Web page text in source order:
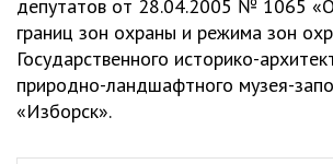
депутатов от 28.04.2005 № 1065
границ зон охраны и режима зон
Государственного историко-
природно-ландшафтного музея-
«Изборск».